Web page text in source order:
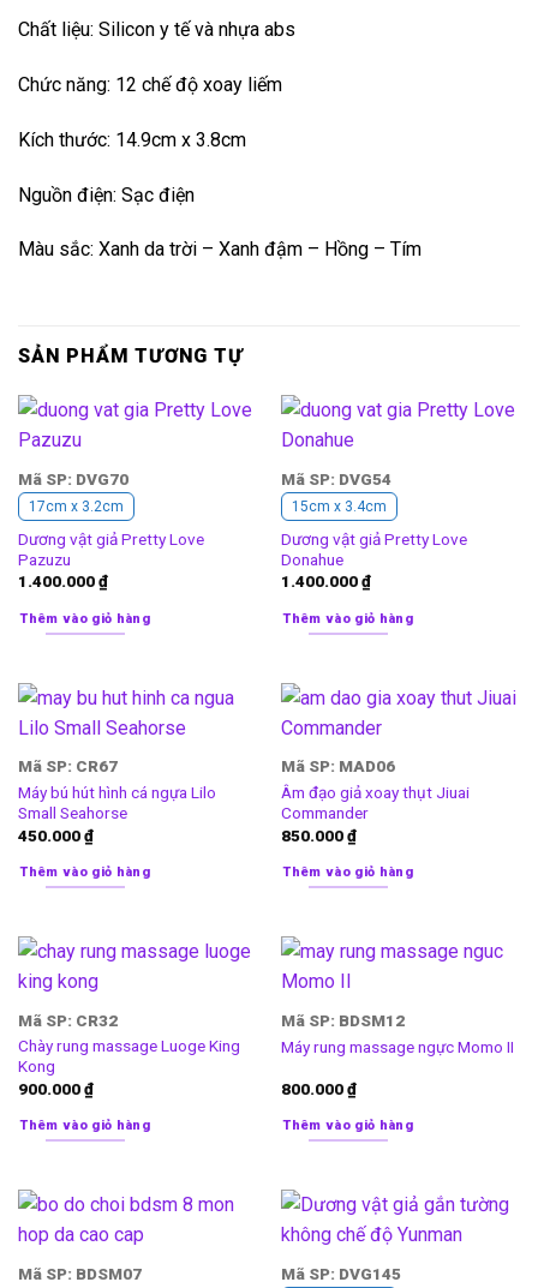
Chất liệu: Silicon y tế và nhựa abs
Chức năng: 12 chế độ xoay liếm
Kích thước: 14.9cm x 3.8cm
Nguồn điện: Sạc điện
Màu sắc: Xanh da trời – Xanh đậm – Hồng – Tím
SẢN PHẨM TƯƠNG TỰ
Mã SP: DVG70
17cm x 3.2cm
Dương vật giả Pretty Love
Pazuzu
1.400.000₫
Thêm vào giỏ hàng
Mã SP: DVG54
15cm x 3.4cm
Dương vật giả Pretty Love
Donahue
1.400.000₫
Thêm vào giỏ hàng
Mã SP: CR67
Máy bú hút hình cá ngựa Lilo
Small Seahorse
450.000₫
Thêm vào giỏ hàng
Mã SP: MAD06
Âm đạo giả xoay thụt Jiuai
Commander
850.000₫
Thêm vào giỏ hàng
Mã SP: CR32
Chày rung massage Luoge King
Kong
900.000₫
Thêm vào giỏ hàng
Mã SP: BDSM12
Máy rung massage ngực Momo II
800.000₫
Thêm vào giỏ hàng
Mã SP: BDSM07
Mã SP: DVG145